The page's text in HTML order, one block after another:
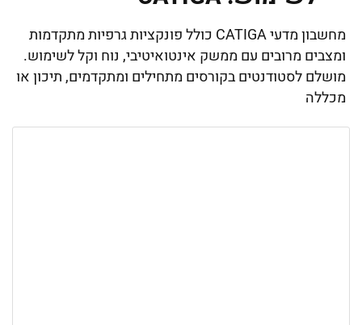
מחשבון מדעי CATIGA כולל פונקציות גרפיות מתקדמות
ומצבים מרובים עם ממשק אינטואיטיבי, נוח וקל לשימוש.
מושלם לסטודנטים בקורסים מתחילים ומתקדמים, תיכון או
מכללה